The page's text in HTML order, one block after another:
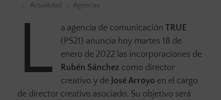
Actualidad
Agencias
L a agencia de comunicación TRUE
(PS21) anuncia hoy martes 18 de
enero de 2022 las incorporaciones de
Rubén Sánchez como director
creativo y de José Arroyo en el cargo
de director creativo asociado. Su objetivo será